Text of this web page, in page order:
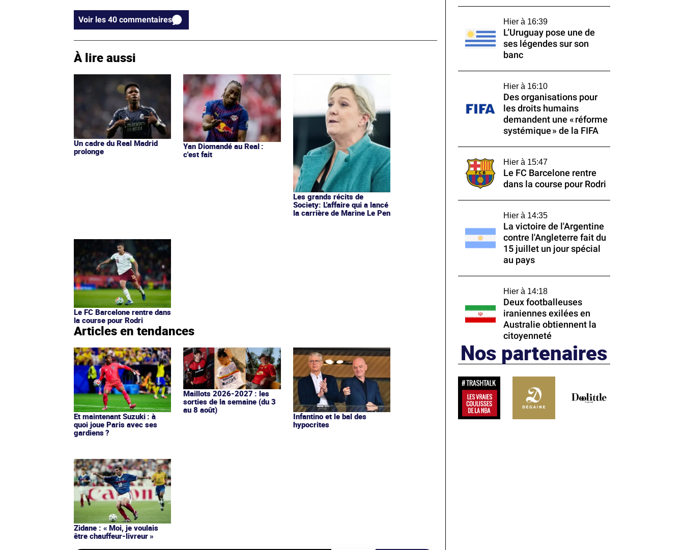
Voir les 40 commentaires
À lire aussi
Un cadre du Real Madrid
prolonge
Yan Diomandé au Real :
c'est fait
Les grands récits de
Society: L'affaire qui a lancé
la carrière de Marine Le Pen
Le FC Barcelone rentre dans
la course pour Rodri
Articles en tendances
Et maintenant Suzuki : à
quoi joue Paris avec ses
gardiens ?
Maillots 2026-2027 : les
sorties de la semaine (du 3
au 8 août)
Infantino et le bal des
hypocrites
Zidane : « Moi, je voulais
être chauffeur-livreur »
Hier à 16:39
L’Uruguay pose une de
ses légendes sur son
banc
Hier à 16:10
Des organisations pour
les droits humains
demandent une « réforme
systémique » de la FIFA
Hier à 15:47
Le FC Barcelone rentre
dans la course pour Rodri
Hier à 14:35
La victoire de l'Argentine
contre l'Angleterre fait du
15 juillet un jour spécial
au pays
Hier à 14:18
Deux footballeuses
iraniennes exilées en
Australie obtiennent la
citoyenneté
Nos partenaires